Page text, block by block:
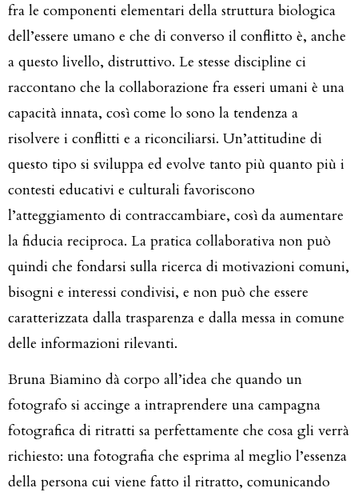
fra le componenti elementari della struttura biologica
dell’essere umano e che di converso il conflitto è, anche
a questo livello, distruttivo. Le stesse discipline ci
raccontano che la collaborazione fra esseri umani è una
capacità innata, così come lo sono la tendenza a
risolvere i conflitti e a riconciliarsi. Un’attitudine di
questo tipo si sviluppa ed evolve tanto più quanto più i
contesti educativi e culturali favoriscono
l’atteggiamento di contraccambiare, così da aumentare
la fiducia reciproca. La pratica collaborativa non può
quindi che fondarsi sulla ricerca di motivazioni comuni,
bisogni e interessi condivisi, e non può che essere
caratterizzata dalla trasparenza e dalla messa in comune
delle informazioni rilevanti.
Bruna Biamino dà corpo all’idea che quando un
fotografo si accinge a intraprendere una campagna
fotografica di ritratti sa perfettamente che cosa gli verrà
richiesto: una fotografia che esprima al meglio l’essenza
della persona cui viene fatto il ritratto, comunicando